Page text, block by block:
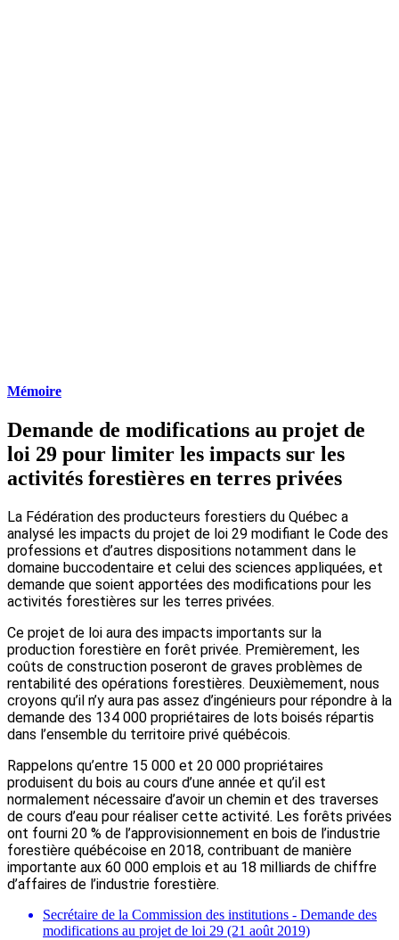
Mémoire
Demande de modifications au projet de
loi 29 pour limiter les impacts sur les
activités forestières en terres privées
La Fédération des producteurs forestiers du Québec a
analysé les impacts du projet de loi 29 modifiant le Code des
professions et d’autres dispositions notamment dans le
domaine buccodentaire et celui des sciences appliquées, et
demande que soient apportées des modifications pour les
activités forestières sur les terres privées.
Ce projet de loi aura des impacts importants sur la
production forestière en forêt privée. Premièrement, les
coûts de construction poseront de graves problèmes de
rentabilité des opérations forestières. Deuxièmement, nous
croyons qu’il n’y aura pas assez d’ingénieurs pour répondre à la
demande des 134 000 propriétaires de lots boisés répartis
dans l’ensemble du territoire privé québécois.
Rappelons qu’entre 15 000 et 20 000 propriétaires
produisent du bois au cours d’une année et qu’il est
normalement nécessaire d’avoir un chemin et des traverses
de cours d’eau pour réaliser cette activité. Les forêts privées
ont fourni 20 % de l’approvisionnement en bois de l’industrie
forestière québécoise en 2018, contribuant de manière
importante aux 60 000 emplois et au 18 milliards de chiffre
d’affaires de l’industrie forestière.
Secrétaire de la Commission des institutions - Demande des
modifications au projet de loi 29 (21 août 2019)